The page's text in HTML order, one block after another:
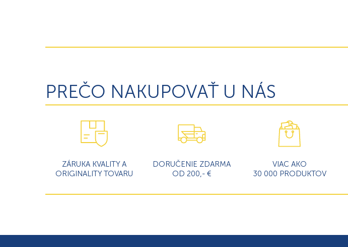
PREČO NAKUPOVAŤ U NÁS
ZÁRUKA KVALITY A
ORIGINALITY TOVARU
DORUČENIE ZDARMA
OD 200,- €
VIAC AKO
30 000 PRODUKTOV